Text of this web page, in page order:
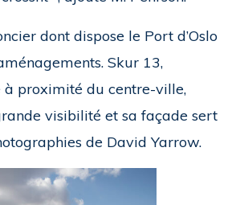
dont dispose le Port d’Oslo
Skur 13,
à proximité du centre-ville,
visibilité et sa façade sert
de David Yarrow.